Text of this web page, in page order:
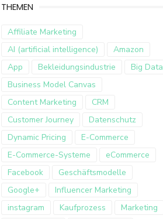
THEMEN
Affiliate Marketing
AI (artificial intelligence)
Amazon
App
Bekleidungsindustrie
Big Data
Business Model Canvas
Content Marketing
CRM
Customer Journey
Datenschutz
Dynamic Pricing
E-Commerce
E-Commerce-Systeme
eCommerce
Facebook
Geschäftsmodelle
Google+
Influencer Marketing
instagram
Kaufprozess
Marketing